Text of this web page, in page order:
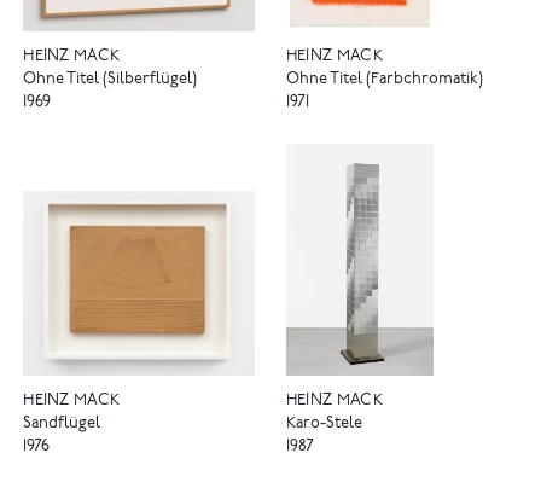
HEINZ MACK
Ohne Titel (Silberflügel)
1969
HEINZ MACK
Ohne Titel (Farbchromatik)
1971
HEINZ MACK
Sandflügel
1976
HEINZ MACK
Karo-Stele
1987